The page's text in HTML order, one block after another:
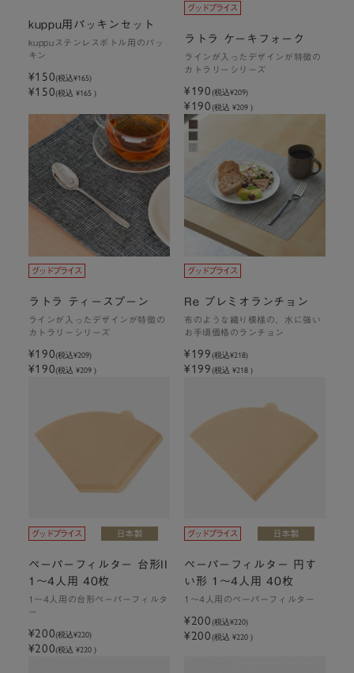
kuppu用パッキンセット
kuppuステンレスボトル用のパッ
キン
¥150(税込¥165)
¥150(税込 ¥165 )
ラトラ ケーキフォーク
ラインが入ったデザインが特徴の
カトラリーシリーズ
¥190(税込¥209)
¥190(税込 ¥209 )
ラトラ ティースプーン
ラインが入ったデザインが特徴の
カトラリーシリーズ
¥190(税込¥209)
¥190(税込 ¥209 )
Re プレミオランチョン
布のような織り模様の、水に強い
お手頃価格のランチョン
¥199(税込¥218)
¥199(税込 ¥218 )
ペーパーフィルター 台形II
1～4人用 40枚
1～4人用の台形ペーパーフィルタ
ー
¥200(税込¥220)
¥200(税込 ¥220 )
ペーパーフィルター 円す
い形 1～4人用 40枚
1～4人用のペーパーフィルター
¥200(税込¥220)
¥200(税込 ¥220 )